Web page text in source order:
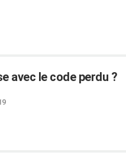
avec le code perdu ?